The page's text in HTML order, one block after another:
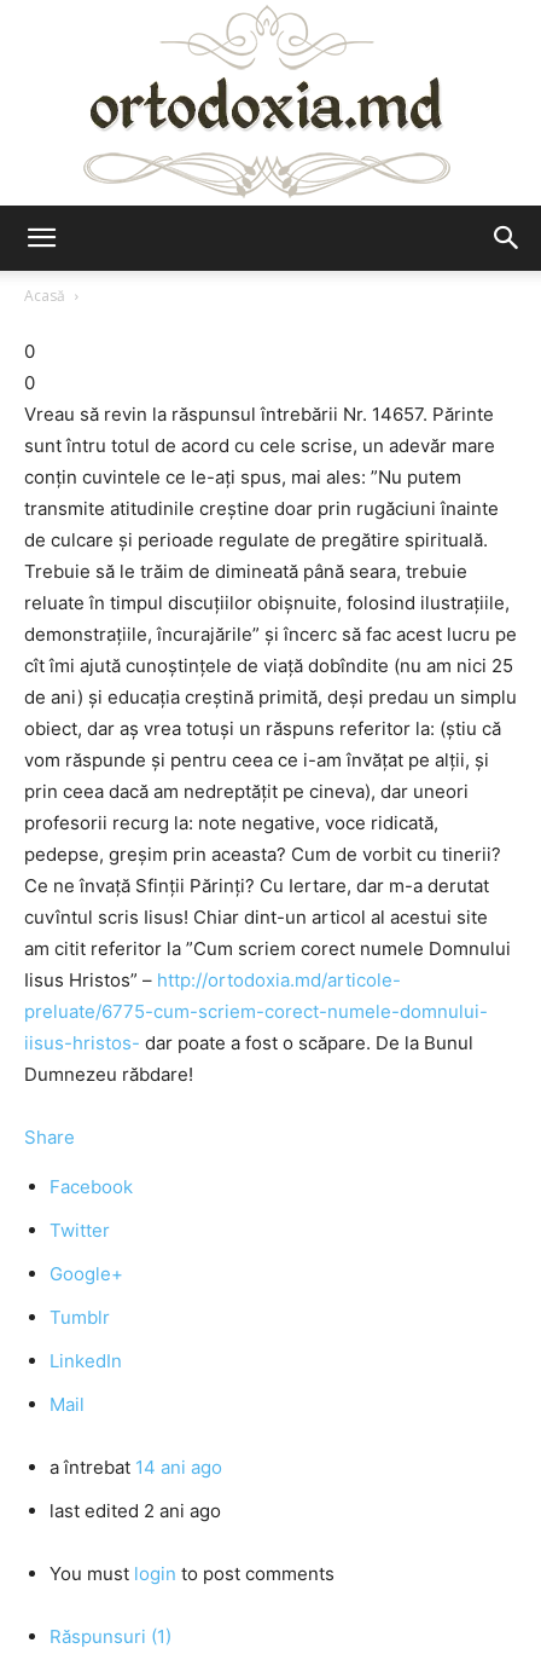
Acasă
0
0
Vreau să revin la răspunsul întrebării Nr. 14657. Părinte
sunt întru totul de acord cu cele scrise, un adevăr mare
conțin cuvintele ce le-ați spus, mai ales: ”Nu putem
transmite atitudinile creștine doar prin rugăciuni înainte
de culcare și perioade regulate de pregătire spirituală.
Trebuie să le trăim de dimineată până seara, trebuie
reluate în timpul discuțiilor obișnuite, folosind ilustrațiile,
demonstrațiile, încurajările” și încerc să fac acest lucru pe
cît îmi ajută cunoștințele de viață dobîndite (nu am nici 25
de ani) și educația creștină primită, deși predau un simplu
obiect, dar aș vrea totuși un răspuns referitor la: (știu că
vom răspunde și pentru ceea ce i-am învățat pe alții, și
prin ceea dacă am nedreptățit pe cineva), dar uneori
profesorii recurg la: note negative, voce ridicată,
pedepse, greşim prin aceasta? Cum de vorbit cu tinerii?
Ce ne învață Sfinții Părinți? Cu Iertare, dar m-a derutat
cuvîntul scris Iisus! Chiar dint-un articol al acestui site
am citit referitor la ”Cum scriem corect numele Domnului
Iisus Hristos” – http://ortodoxia.md/articole-
preluate/6775-cum-scriem-corect-numele-domnului-
iisus-hristos- dar poate a fost o scăpare. De la Bunul
Dumnezeu răbdare!
Share
Facebook
Twitter
Google+
Tumblr
LinkedIn
Mail
a întrebat 14 ani ago
last edited 2 ani ago
You must login to post comments
Răspunsuri (1)